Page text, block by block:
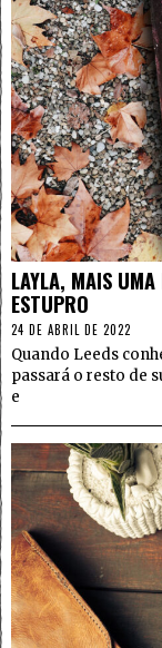
LAYLA, MAIS
ESTUPRO
24 DE ABRIL DE 2022
Quando Leeds
passará o resto de
e